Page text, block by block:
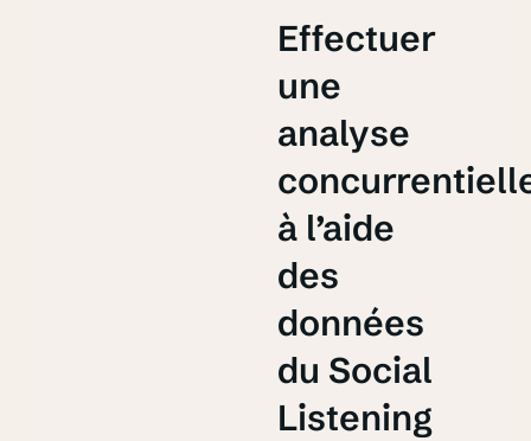
Effectuer
une
analyse
à l’aide
des
données
du Social
Listening